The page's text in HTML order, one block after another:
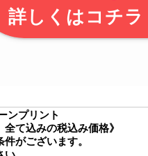
詳しくはコチラ